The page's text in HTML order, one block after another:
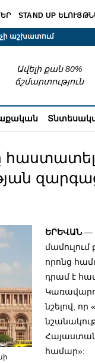
STAND UP
չի աշխատում
Ավելի քան 80%
ճշմարտություն
ԵՐԵՎԱՆ—
որոնց
դրամ է
նշելով,
համար»: